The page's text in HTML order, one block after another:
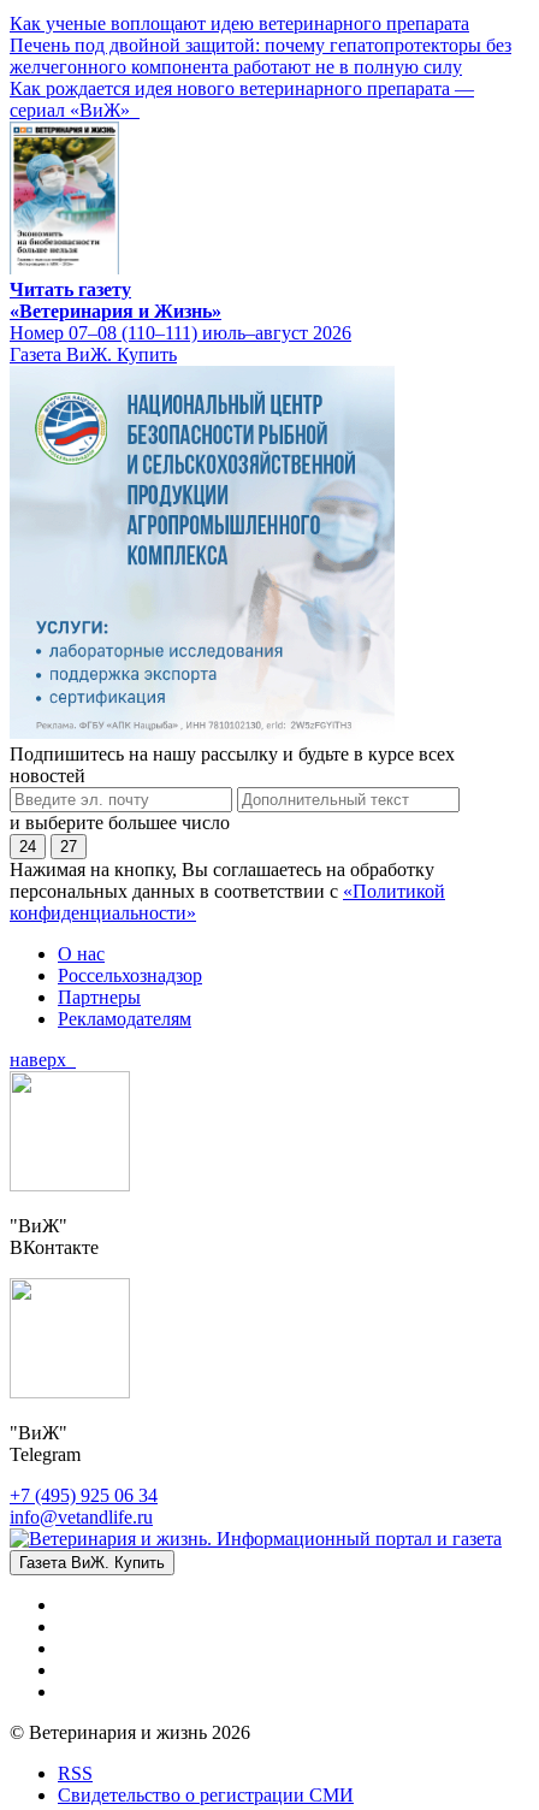
Как ученые воплощают идею ветеринарного препарата
Печень под двойной защитой: почему гепатопротекторы без
желчегонного компонента работают не в полную силу
Как рождается идея нового ветеринарного препарата —
сериал «ВиЖ»
Читать газету
«Ветеринария и Жизнь»
Номер 07–08 (110–111) июль–август 2026
Газета ВиЖ. Купить
Подпишитесь на нашу рассылку и будьте в курсе всех
новостей
и выберите большее число
24 27
Нажимая на кнопку, Вы соглашаетесь на обработку
персональных данных в соответствии с «Политикой
конфиденциальности»
О нас
Россельхознадзор
Партнеры
Рекламодателям
наверх
"ВиЖ"
ВКонтакте
"ВиЖ"
Telegram
+7 (495) 925 06 34
info@vetandlife.ru
Газета ВиЖ. Купить
© Ветеринария и жизнь 2026
RSS
Свидетельство о регистрации СМИ